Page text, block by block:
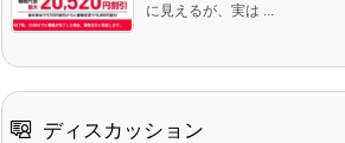
に見えるが、実は ...
ディスカッション